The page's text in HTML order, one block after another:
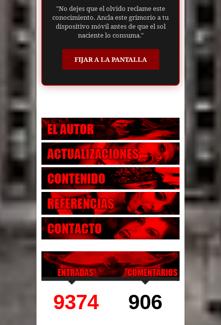
"No dejes que el olvido reclame este
conocimiento. Ancla este grimorio a tu
dispositivo móvil antes de que el sol
naciente lo consuma."
FIJAR A LA PANTALLA
9374 906